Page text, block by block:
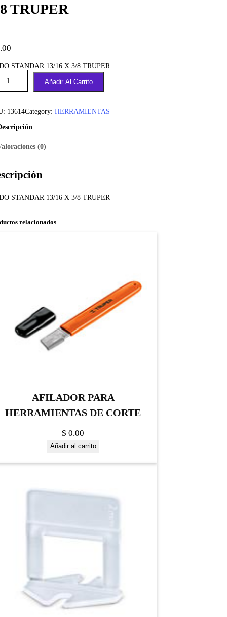
TRUPER
STANDAR 13/16 X 3/8 TRUPER
Añadir Al Carrito
13614Category: HERRAMIENTAS
(0)
STANDAR 13/16 X 3/8 TRUPER
relacionados
AFILADOR PARA
HERRAMIENTAS DE CORTE
$ 0.00
Añadir al carrito